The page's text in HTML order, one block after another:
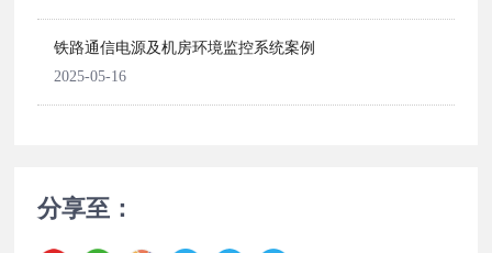
铁路通信电源及机房环境监控系统案例
2025-05-16
分享至：